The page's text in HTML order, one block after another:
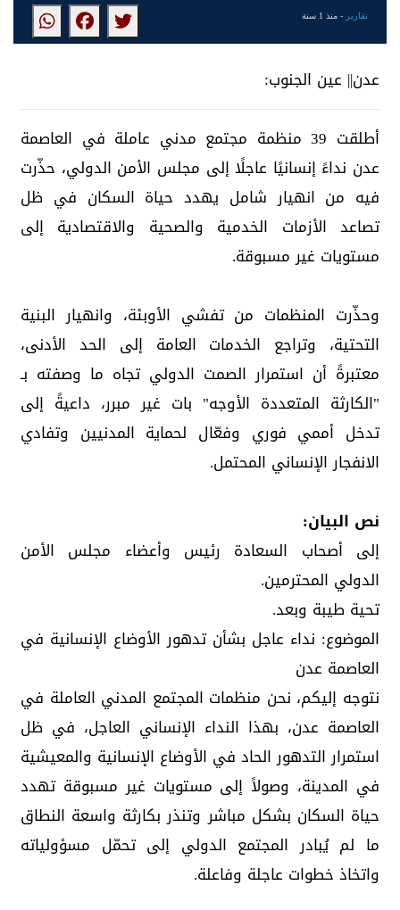
تقارير - منذ 1 سنة
عدن|| عين الجنوب:
أطلقت 39 منظمة مجتمع مدني عاملة في العاصمة
عدن نداءً إنسانيًا عاجلًا إلى مجلس الأمن الدولي، حذّرت
فيه من انهيار شامل يهدد حياة السكان في ظل
تصاعد الأزمات الخدمية والصحية والاقتصادية إلى
مستويات غير مسبوقة.
وحذّرت المنظمات من تفشي الأوبئة، وانهيار البنية
التحتية، وتراجع الخدمات العامة إلى الحد الأدنى،
معتبرةً أن استمرار الصمت الدولي تجاه ما وصفته بـ
"الكارثة المتعددة الأوجه" بات غير مبرر، داعيةً إلى
تدخل أممي فوري وفعّال لحماية المدنيين وتفادي
الانفجار الإنساني المحتمل.
نص البيان:
إلى أصحاب السعادة رئيس وأعضاء مجلس الأمن
الدولي المحترمين.
تحية طيبة وبعد.
الموضوع: نداء عاجل بشأن تدهور الأوضاع الإنسانية في
العاصمة عدن
نتوجه إليكم، نحن منظمات المجتمع المدني العاملة في
العاصمة عدن، بهذا النداء الإنساني العاجل، في ظل
استمرار التدهور الحاد في الأوضاع الإنسانية والمعيشية
في المدينة، وصولاً إلى مستويات غير مسبوقة تهدد
حياة السكان بشكل مباشر وتنذر بكارثة واسعة النطاق
ما لم يُبادر المجتمع الدولي إلى تحمّل مسؤولياته
واتخاذ خطوات عاجلة وفاعلة.